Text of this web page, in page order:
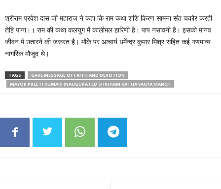
श्रीराम प्रवेश दास जी महाराज ने कहा कि राम कथा शशि किरण सामना संत चकोर करही
तेहि पाना।। राम की कथा कलयुग में कालीमल हारिणी है। पाप नसावनी है। इसको मानव
जीवन में उतारने की जरूरत है। मौके पर आचार्य धर्मेन्द्र कुमार मिश्र सहित कई गणमान्य
नागरिक मौजूद थे।
TAGS
GAVE MESSAGE OF FAITH AND DEVOTION
MAYOR PREETI KUMARI INAUGURATED SHRI RAM KATHA YAGYA MANCH